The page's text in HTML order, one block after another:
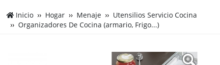
Inicio Hogar Menaje
Utensilios Servicio Cocina
Organizadores De Cocina (armario, Frigo...)